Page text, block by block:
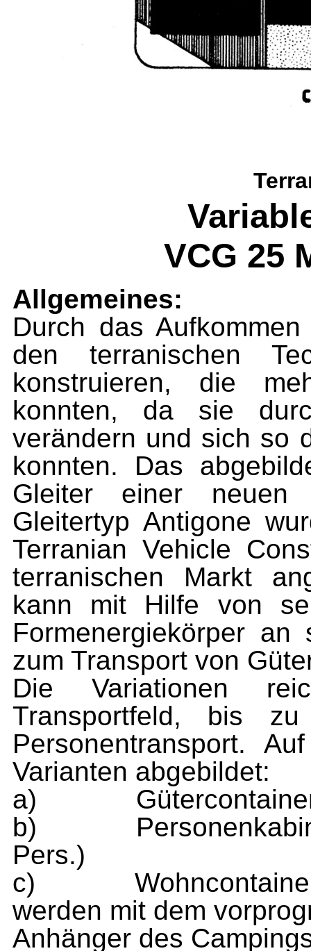
VCG 25
Allgemeines:
Durch das
den terranischen
konstruieren, die
konnten, da sie
verändern und sich so
konnten. Das
Gleiter einer neuen
Gleitertyp Antigone
Terranian Vehicle
terranischen Markt
kann mit Hilfe von
Form­energiekörper
zum Transport von
Die Variationen
Transportfeld, bis
Personentransport.
Varianten abgebildet:
a) Gütercontainer
b) Personenkabine
Pers.)
c) Wohncontainer
werden mit dem
Anhänger des